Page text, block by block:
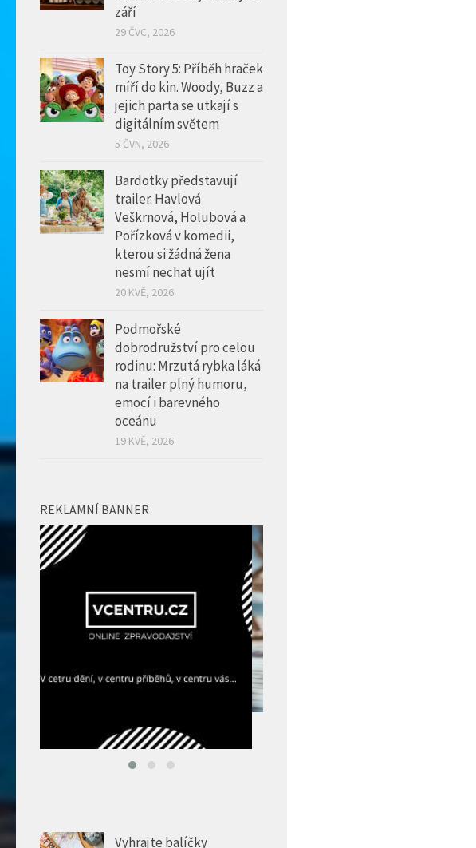
září
29 ČVC, 2026
Toy Story 5: Příběh hraček
míří do kin. Woody, Buzz a
jejich parta se utkají s
digitálním světem
5 ČVN, 2026
Bardotky představují
trailer. Havlová
Veškrnová, Holubová a
Pořízková v komedii,
kterou si žádná žena
nesmí nechat ujít
20 KVĚ, 2026
Podmořské
dobrodružství pro celou
rodinu: Mrzutá rybka láká
na trailer plný humoru,
emocí i barevného
oceánu
19 KVĚ, 2026
REKLAMNÍ BANNER
Srpnové soutěže